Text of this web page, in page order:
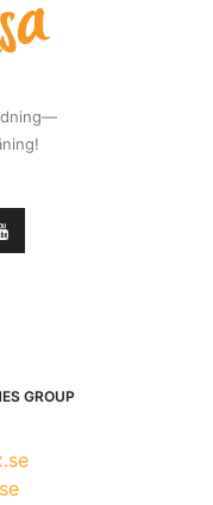
GROUP